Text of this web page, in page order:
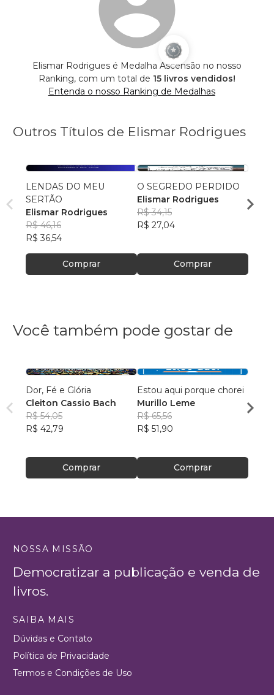
Elismar Rodrigues é Medalha Ascensão no nosso
Ranking, com um total de 15 livros vendidos!
Entenda o nosso Ranking de Medalhas
Outros Títulos de Elismar Rodrigues
LENDAS DO MEU
SERTÃO
Elismar Rodrigues
R$ 46,16
R$ 36,54
Comprar
O SEGREDO PERDIDO
Elismar Rodrigues
R$ 34,15
R$ 27,04
Comprar
R$
Você também pode gostar de
Dor, Fé e Glória
Cleiton Cassio Bach
R$ 54,05
R$ 42,79
Comprar
Estou aqui porque chorei
Murillo Leme
R$ 65,56
R$ 51,90
Comprar
Silva
R$
NOSSA MISSÃO
Democratizar a publicação e venda de
livros.
SAIBA MAIS
Dúvidas e Contato
Política de Privacidade
Termos e Condições de Uso